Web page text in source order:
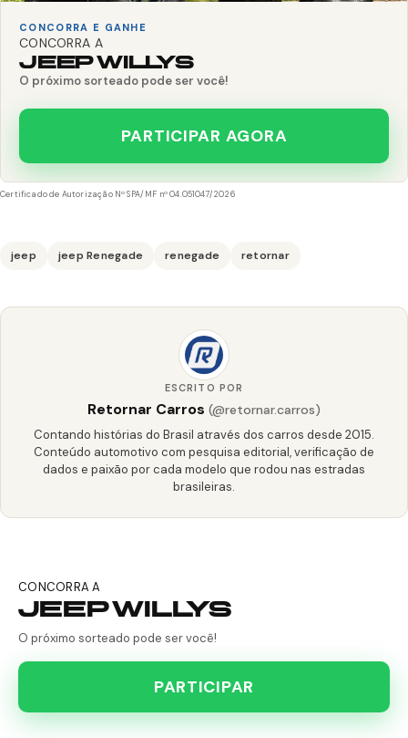
CONCORRA E GANHE
CONCORRA A
JEEP WILLYS
O próximo sorteado pode ser você!
PARTICIPAR AGORA
Certificado de Autorização Nº SPA/MF nº 04.051047/2026
jeep jeep Renegade renegade retornar
ESCRITO POR
Retornar Carros (@retornar.carros)
Contando histórias do Brasil através dos carros desde 2015.
Conteúdo automotivo com pesquisa editorial, verificação de
dados e paixão por cada modelo que rodou nas estradas
brasileiras.
CONCORRA A
JEEP WILLYS
O próximo sorteado pode ser você!
PARTICIPAR